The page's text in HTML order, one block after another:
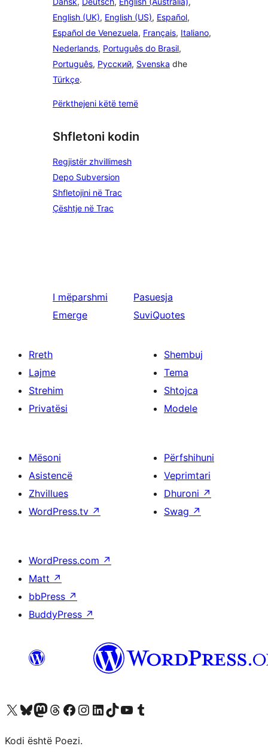
English (UK), English (US), Español,
Español de Venezuela, Français, Italiano,
Nederlands, Português do Brasil,
Português, Русский, Svenska dhe
Türkçe.
Përkthejeni këtë temë
Shfletoni kodin
Regjistër zhvillimesh
Depo Subversion
Shfletojini në Trac
Çështje në Trac
I mëparshmi
Emerge
Pasuesja
SuviQuotes
Rreth
Lajme
Strehim
Privatësi
Shembuj
Tema
Shtojca
Modele
Mësoni
Asistencë
Zhvillues
WordPress.tv ↗
Përfshihuni
Veprimtari
Dhuroni ↗
Swag ↗
WordPress.com ↗
Matt ↗
bbPress ↗
BuddyPress ↗
Vizitoni llogarinë tonë X (ish Twitter)
Vizitoni llogarinë tonë Bluesky
Vizitoni llogarinë tonë Mastodon
Vizitoni llogarinë tonë Threads
Vizitoni faqen tonë në Facebook
Vizitoni llogarinë tonë Instagram
Vizitoni llogarinë tonë LinkedIn
Vizitoni llogarinë tonë TikTok
Vizitoni kanalin tonë YouTube
Vizitoni llogarinë tonë Tumblr
Kodi është Poezi.